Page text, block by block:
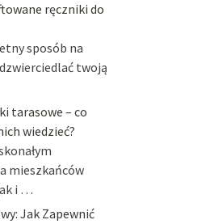
ręczniki do
sposób na
twoją
tarasowe – co
wiedzieć?
mieszkańców
i …
Jak Zapewnić